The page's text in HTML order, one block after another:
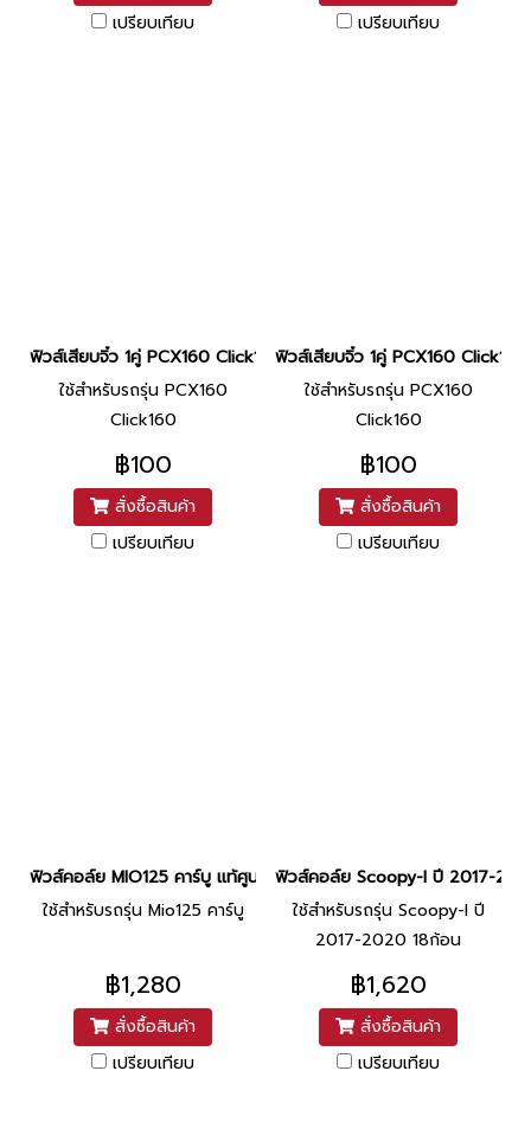
เปรียบเทียบ
เปรียบเทียบ
ฟิวส์เสียบจิ๋ว 1คู่ PCX160 Click160 30am ยี่ห้อ Nippon By ไทยนำอะ
ใช้สำหรับรถรุ่น PCX160
Click160
฿100
สั่งซื้อสินค้า
เปรียบเทียบ
ฟิวส์เสียบจิ๋ว 1คู่ PCX160
ใช้สำหรับรถรุ่น PCX160
Click160
฿100
สั่งซื้อสินค้า
เปรียบเทียบ
ฟิวส์คอล์ย MIO125 คาร์บู แท้ศูนย์ ยี่ห้อ Yamaha By ไทยนำอะไหล่ยน
ใช้สำหรับรถรุ่น Mio125 คาร์บู
฿1,280
สั่งซื้อสินค้า
เปรียบเทียบ
ฟิวส์คอล์ย Scoopy-I ปี 2017-
ใช้สำหรับรถรุ่น Scoopy-I ปี
2017-2020 18ก้อน
฿1,620
สั่งซื้อสินค้า
เปรียบเทียบ